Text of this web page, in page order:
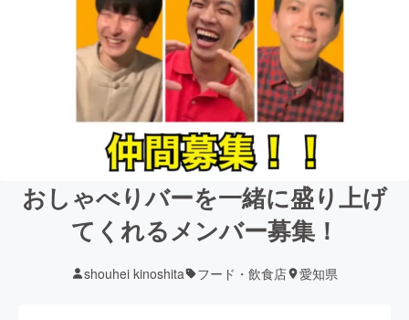
おしゃべりバーを一緒に盛り上げ
てくれるメンバー募集！
shouhei kinoshita フード・飲食店 愛知県